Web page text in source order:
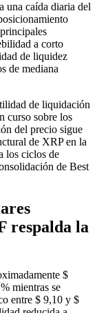
una caída diaria del
a corto
de liquidez
de mediana
de liquidación
curso sobre los
del precio sigue
de XRP en la
los ciclos de
de Best
respalda la
$
mientras se
entre $ 9,10 y $